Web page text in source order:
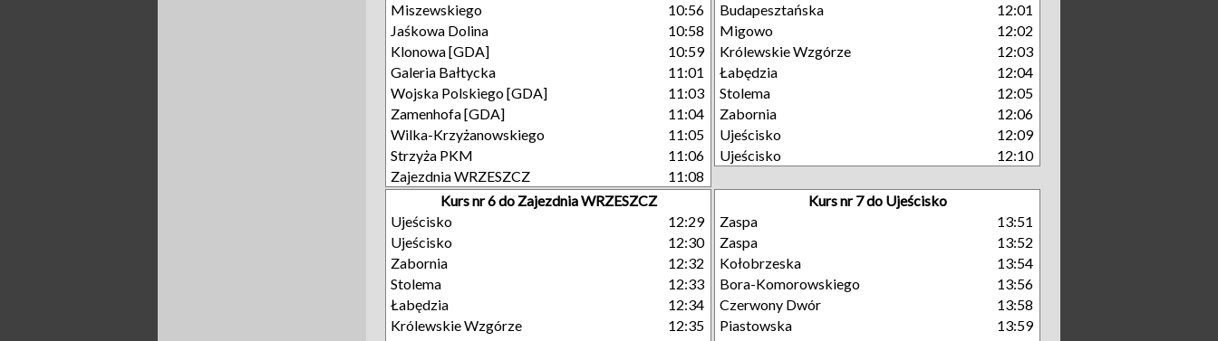
Miszewskiego
10:56
Jaśkowa Dolina
10:58
Klonowa [GDA]
10:59
Galeria Bałtycka
11:01
Wojska Polskiego [GDA]
11:03
Zamenhofa [GDA]
11:04
Wilka-Krzyżanowskiego
11:05
Strzyża PKM
11:06
Zajezdnia WRZESZCZ
11:08
Budapesztańska
12:01
Migowo
12:02
Królewskie Wzgórze
12:03
Łabędzia
12:04
Stolema
12:05
Zabornia
12:06
Ujeścisko
12:09
Ujeścisko
12:10
Kurs nr 6 do Zajezdnia WRZESZCZ
Ujeścisko
12:29
Ujeścisko
12:30
Zabornia
12:32
Stolema
12:33
Łabędzia
12:34
Królewskie Wzgórze
12:35
Kurs nr 7 do Ujeścisko
Zaspa
13:51
Zaspa
13:52
Kołobrzeska
13:54
Bora-Komorowskiego
13:56
Czerwony Dwór
13:58
Piastowska
13:59